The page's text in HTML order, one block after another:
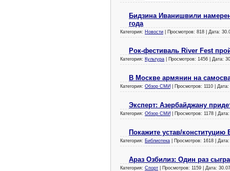
Бидзина Иванишвили
года
Категория: Новости | Просмотров: 818 | Дата:
Рок-фестиваль River Fest
Категория: Культура | Просмотров: 1456 | Дата:
В Москве армянин на
Категория: Обзор СМИ | Просмотров: 1110 | Дата:
Эксперт: Азербайджану
Категория: Обзор СМИ | Просмотров: 1178 |
Покажите устав/конституцию
Категория: Библиотека | Просмотров: 1618 |
Араз Озбилиз: Один раз
Категория: Спорт | Просмотров: 1159 | Дата: